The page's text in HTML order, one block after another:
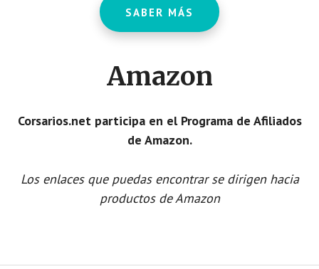
SABER MÁS
Amazon
Corsarios.net participa en el Programa de Afiliados
de Amazon.
Los enlaces que puedas encontrar se dirigen hacia
productos de Amazon